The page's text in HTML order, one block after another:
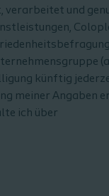
verarbeitet und
künftig
meiner Angaben
ich über